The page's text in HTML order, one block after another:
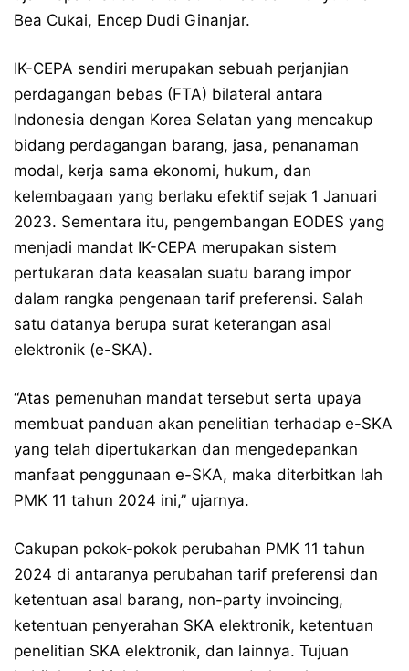
Bea Cukai, Encep Dudi Ginanjar.
IK-CEPA sendiri merupakan sebuah perjanjian
perdagangan bebas (FTA) bilateral antara
Indonesia dengan Korea Selatan yang mencakup
bidang perdagangan barang, jasa, penanaman
modal, kerja sama ekonomi, hukum, dan
kelembagaan yang berlaku efektif sejak 1 Januari
2023. Sementara itu, pengembangan EODES yang
menjadi mandat IK-CEPA merupakan sistem
pertukaran data keasalan suatu barang impor
dalam rangka pengenaan tarif preferensi. Salah
satu datanya berupa surat keterangan asal
elektronik (e-SKA).
“Atas pemenuhan mandat tersebut serta upaya
membuat panduan akan penelitian terhadap e-SKA
yang telah dipertukarkan dan mengedepankan
manfaat penggunaan e-SKA, maka diterbitkan lah
PMK 11 tahun 2024 ini,” ujarnya.
Cakupan pokok-pokok perubahan PMK 11 tahun
2024 di antaranya perubahan tarif preferensi dan
ketentuan asal barang, non-party invoincing,
ketentuan penyerahan SKA elektronik, ketentuan
penelitian SKA elektronik, dan lainnya. Tujuan